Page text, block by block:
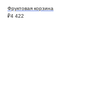
Фруктовая корзина
₽4 422